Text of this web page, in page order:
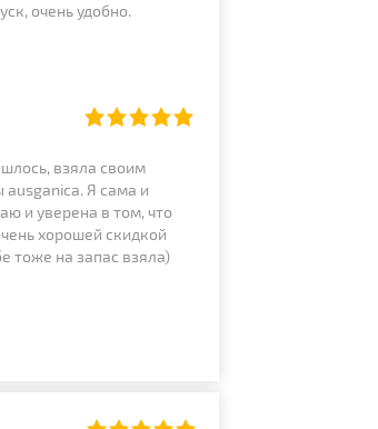
очень удобно.
взяла своим
Я сама и
и уверена в том, что
хорошей скидкой
тоже на запас взяла)